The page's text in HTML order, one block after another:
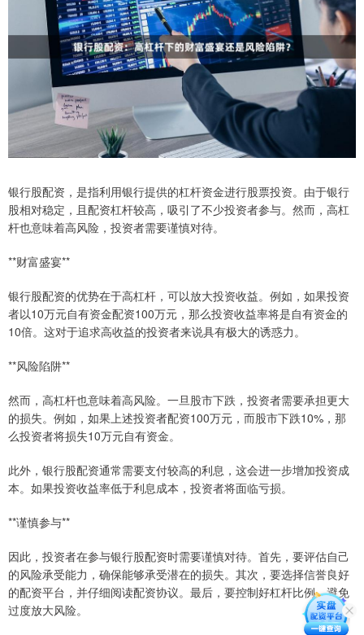
银行股配资，是指利用银行提供的杠杆资金进行股票投资。由于银行
股相对稳定，且配资杠杆较高，吸引了不少投资者参与。然而，高杠
杆也意味着高风险，投资者需要谨慎对待。
**财富盛宴**
银行股配资的优势在于高杠杆，可以放大投资收益。例如，如果投资
者以10万元自有资金配资100万元，那么投资收益率将是自有资金的
10倍。这对于追求高收益的投资者来说具有极大的诱惑力。
**风险陷阱**
然而，高杠杆也意味着高风险。一旦股市下跌，投资者需要承担更大
的损失。例如，如果上述投资者配资100万元，而股市下跌10%，那
么投资者将损失10万元自有资金。
此外，银行股配资通常需要支付较高的利息，这会进一步增加投资成
本。如果投资收益率低于利息成本，投资者将面临亏损。
**谨慎参与**
因此，投资者在参与银行股配资时需要谨慎对待。首先，要评估自己
的风险承受能力，确保能够承受潜在的损失。其次，要选择信誉良好
的配资平台，并仔细阅读配资协议。最后，要控制好杠杆比例，避免
过度放大风险。